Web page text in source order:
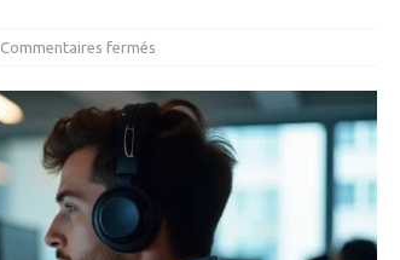
Commentaires fermés